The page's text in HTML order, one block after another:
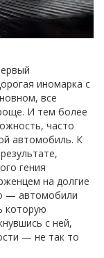
иномарка с
все
И тем более
часто
автомобиль. К
гения
на долгие
— автомобили
которую
с ней,
— не так то